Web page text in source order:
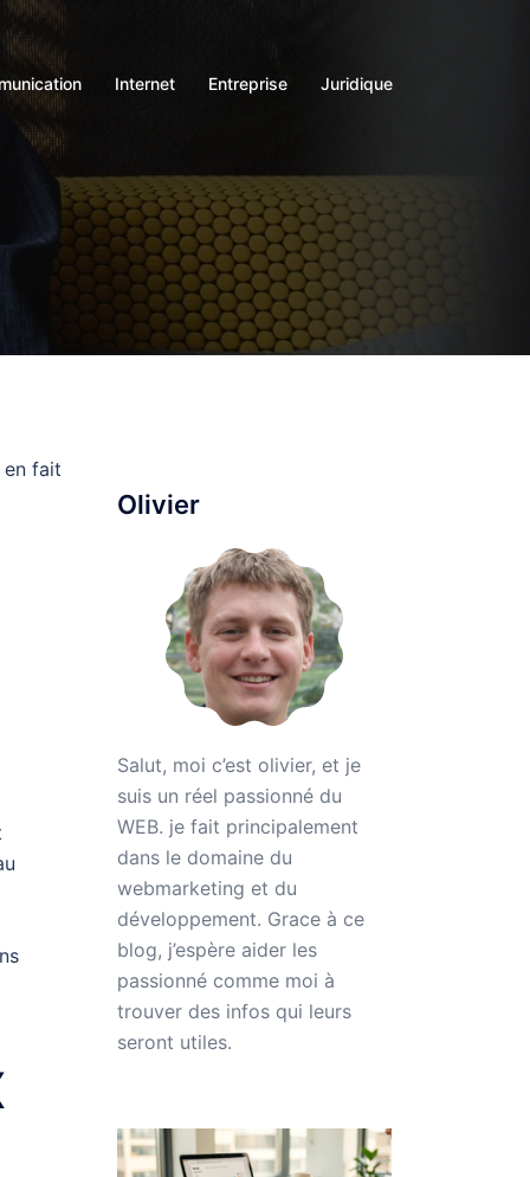
Internet Entreprise Juridique
fait
Olivier
Salut, moi c’est olivier, et je
suis un réel passionné du
WEB. je fait principalement
dans le domaine du
webmarketing et du
développement. Grace à ce
blog, j’espère aider les
passionné comme moi à
trouver des infos qui leurs
seront utiles.